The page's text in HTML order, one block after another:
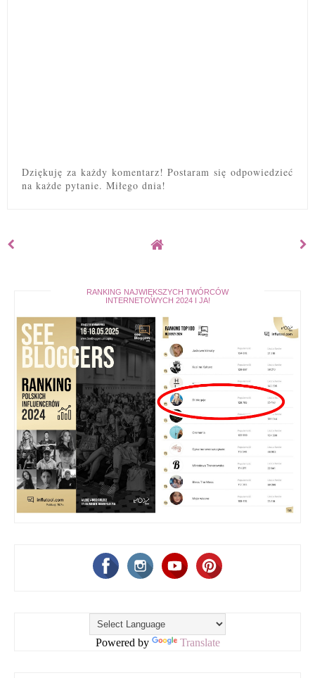
Dziękuję za każdy komentarz! Postaram się odpowiedzieć
na każde pytanie. Miłego dnia!
RANKING NAJWIĘKSZYCH TWÓRCÓW
INTERNETOWYCH 2024 I JA!
Powered by Translate